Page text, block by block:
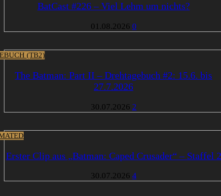
BatCast #226 – Viel Lehm um nichts?
01.08.2026 0
(TB2)
The Batman: Part II – Drehtagebuch #2: 15.6. bis
27.7.2026
30.07.2026 2
Erster Clip aus „Batman: Caped Crusader“ – Staffel 2
30.07.2026 4